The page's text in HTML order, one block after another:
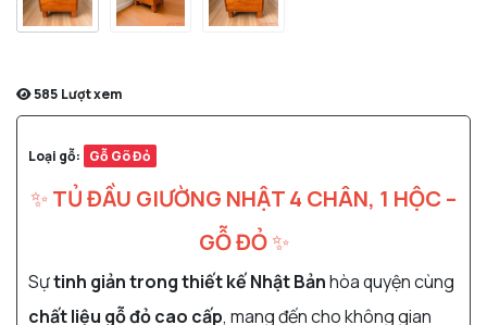
585 Lượt xem
Loại gỗ: Gỗ Gõ Đỏ
✨TỦ ĐẦU GIƯỜNG NHẬT 4 CHÂN, 1 HỘC –
GỖ ĐỎ✨
Sựtinh giản trong thiết kế Nhật Bảnhòa quyện cùng
chất liệu gỗ đỏ cao cấp, mang đến cho không gian